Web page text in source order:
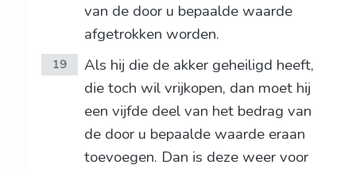
van de door u bepaalde waarde
afgetrokken worden.
19
Als hij die de akker geheiligd heeft,
die toch wil vrijkopen, dan moet hij
een vijfde deel van het bedrag van
de door u bepaalde waarde eraan
toevoegen. Dan is deze weer voor